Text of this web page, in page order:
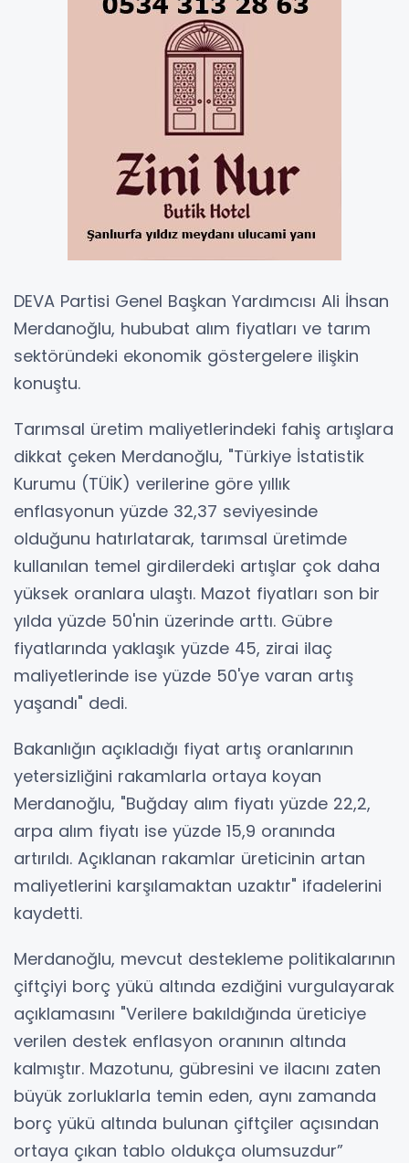
DEVA Partisi Genel Başkan Yardımcısı Ali İhsan
Merdanoğlu, hububat alım fiyatları ve tarım
sektöründeki ekonomik göstergelere ilişkin
konuştu.
Tarımsal üretim maliyetlerindeki fahiş artışlara
dikkat çeken Merdanoğlu, "Türkiye İstatistik
Kurumu (TÜİK) verilerine göre yıllık
enflasyonun yüzde 32,37 seviyesinde
olduğunu hatırlatarak, tarımsal üretimde
kullanılan temel girdilerdeki artışlar çok daha
yüksek oranlara ulaştı. Mazot fiyatları son bir
yılda yüzde 50'nin üzerinde arttı. Gübre
fiyatlarında yaklaşık yüzde 45, zirai ilaç
maliyetlerinde ise yüzde 50'ye varan artış
yaşandı" dedi.
Bakanlığın açıkladığı fiyat artış oranlarının
yetersizliğini rakamlarla ortaya koyan
Merdanoğlu, "Buğday alım fiyatı yüzde 22,2,
arpa alım fiyatı ise yüzde 15,9 oranında
artırıldı. Açıklanan rakamlar üreticinin artan
maliyetlerini karşılamaktan uzaktır" ifadelerini
kaydetti.
Merdanoğlu, mevcut destekleme politikalarının
çiftçiyi borç yükü altında ezdiğini vurgulayarak
açıklamasını "Verilere bakıldığında üreticiye
verilen destek enflasyon oranının altında
kalmıştır. Mazotunu, gübresini ve ilacını zaten
büyük zorluklarla temin eden, aynı zamanda
borç yükü altında bulunan çiftçiler açısından
ortaya çıkan tablo oldukça olumsuzdur”